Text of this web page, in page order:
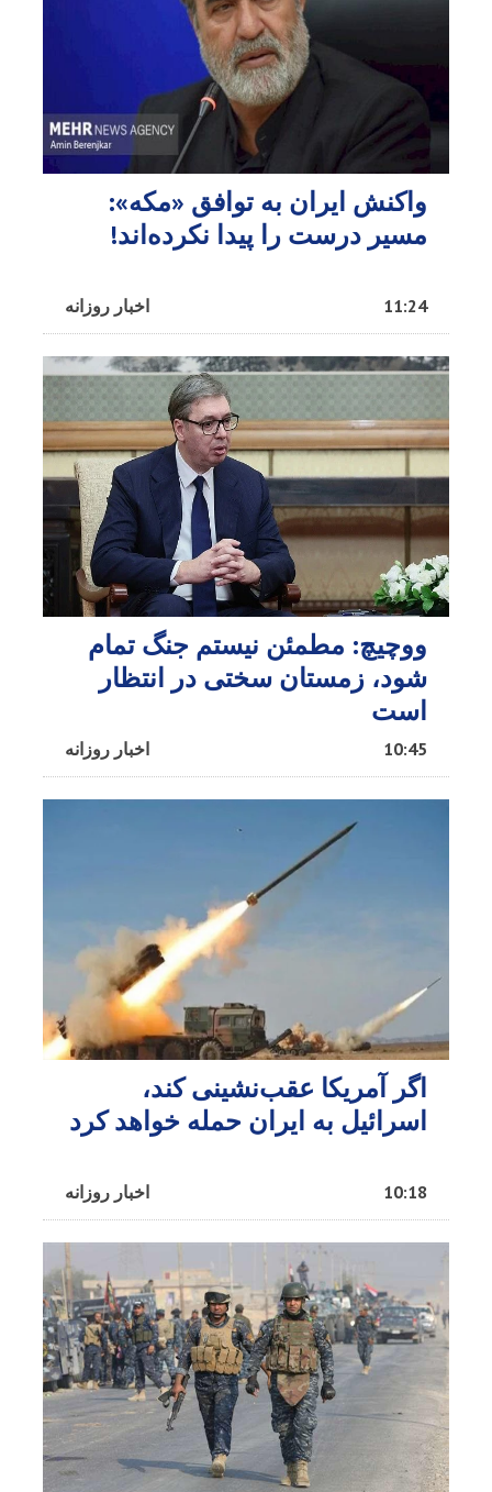
واکنش ایران به توافق «مکه»:
مسیر درست را پیدا نکرده‌اند!
اخبار روزانه 11:24
ووچیچ: مطمئن نیستم جنگ تمام
شود، زمستان سختی در انتظار
است
اخبار روزانه 10:45
اگر آمریکا عقب‌نشینی کند،
اسرائیل به ایران حمله خواهد کرد
اخبار روزانه 10:18